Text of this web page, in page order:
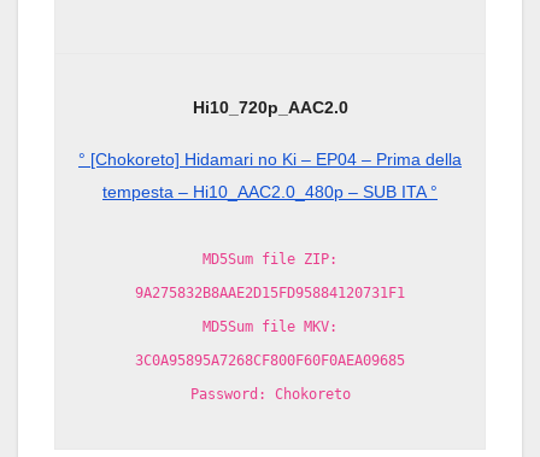
Hi10_720p_AAC2.0
° [Chokoreto] Hidamari no Ki – EP04 – Prima della
tempesta – Hi10_AAC2.0_480p – SUB ITA °
MD5Sum file ZIP:
9A275832B8AAE2D15FD95884120731F1
MD5Sum file MKV:
3C0A95895A7268CF800F60F0AEA09685
Password: Chokoreto